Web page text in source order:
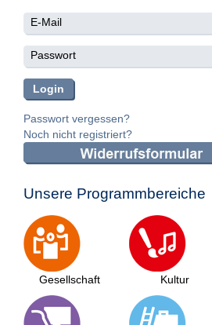
Passwort vergessen?
Noch nicht registriert?
Unsere Programmbereiche
Gesellschaft Kultur